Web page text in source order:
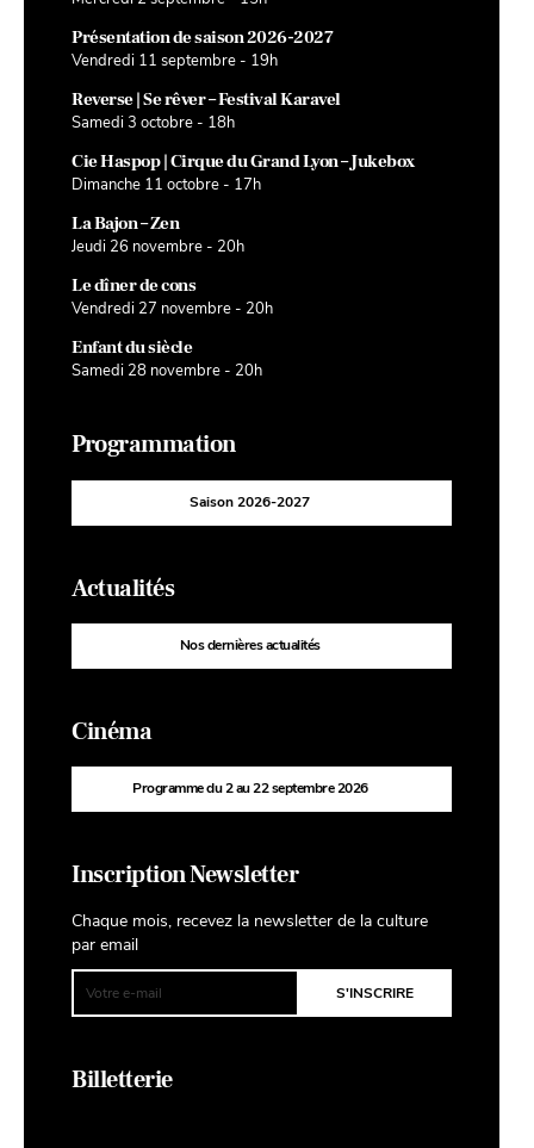
Présentation de saison 2026-2027
Vendredi 11 septembre - 19h
Reverse | Se rêver – Festival Karavel
Samedi 3 octobre - 18h
Cie Haspop | Cirque du Grand Lyon – Jukebox
Dimanche 11 octobre - 17h
La Bajon – Zen
Jeudi 26 novembre - 20h
Le dîner de cons
Vendredi 27 novembre - 20h
Enfant du siècle
Samedi 28 novembre - 20h
Programmation
Saison 2026-2027
Actualités
Nos dernières actualités
Cinéma
Programme du 2 au 22 septembre 2026
Inscription Newsletter
Chaque mois, recevez la newsletter de la culture
par email
Billetterie